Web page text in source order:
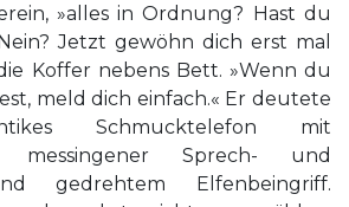
»alles in Ordnung? Hast du
Jetzt gewöhn dich erst mal
Koffer nebens Bett. »Wenn du
meld dich einfach.« Er deutete
Schmucktelefon mit
messingener Sprech- und
gedrehtem Elfenbeingriff.